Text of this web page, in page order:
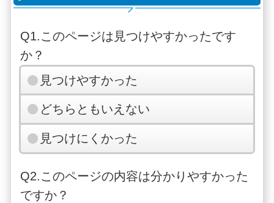
Q1.このページは見つけやすかったです
か？
見つけやすかった
どちらともいえない
見つけにくかった
Q2.このページの内容は分かりやすかった
ですか？